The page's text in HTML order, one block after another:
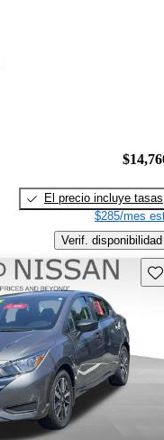
El precio incluye tasas
$285/mes
Verif. disponibilidad